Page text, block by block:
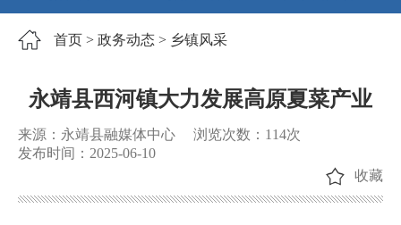
首页 > 政务动态 > 乡镇风采
永靖县西河镇大力发展高原夏菜产业
来源：永靖县融媒体中心 浏览次数： 114次
发布时间：2025-06-10
收藏